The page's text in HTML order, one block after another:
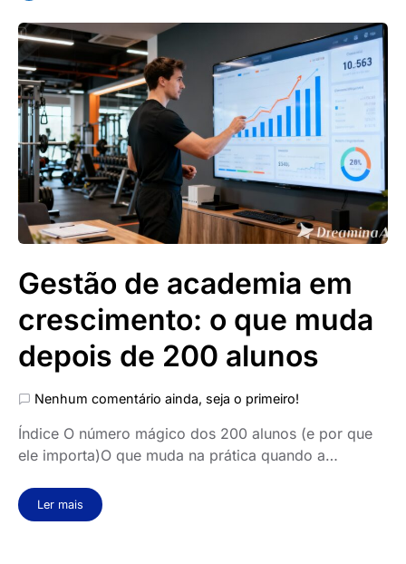
Gestão de academia em
crescimento: o que muda
depois de 200 alunos
Nenhum comentário ainda, seja o primeiro!
Índice O número mágico dos 200 alunos (e por que
ele importa)O que muda na prática quando a…
Ler mais